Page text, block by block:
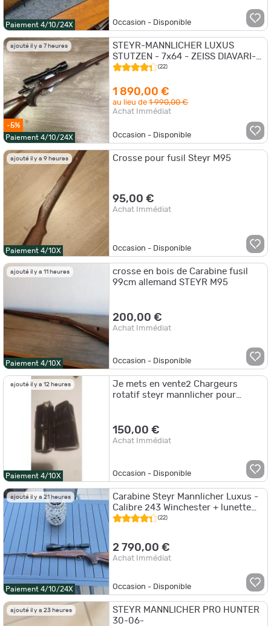
Paiement 4/10/24X Occasion - Disponible
ajouté il y a 7 heures
-5%
Paiement 4/10/24X
STEYR-MANNLICHER LUXUS
STUTZEN - 7x64 - ZEISS DIAVARI-Z
1,5-6x42
(22)
1 890,00 €
au lieu de1 990,00 €
Achat Immédiat
Occasion - Disponible
ajouté il y a 9 heures
Paiement 4/10X
Crosse pour fusil Steyr M95
95,00 €
Achat Immédiat
Occasion - Disponible
ajouté il y a 11 heures
Paiement 4/10X
crosse en bois de Carabine fusil
99cm allemand STEYR M95
200,00 €
Achat Immédiat
Occasion - Disponible
ajouté il y a 12 heures
Paiement 4/10X
Je mets en vente2 Chargeurs
rotatif steyr mannlicher pour
150,00 €
Achat Immédiat
Occasion - Disponible
ajouté il y a 21 heures
Paiement 4/10/24X
Carabine Steyr Mannlicher Luxus -
Calibre 243 Winchester + lunette
Schmidt et Bender 8x56
(22)
2 790,00 €
Achat Immédiat
Occasion - Disponible
ajouté il y a 23 heures
STEYR MANNLICHER PRO HUNTER
30-06-